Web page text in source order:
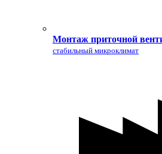
Монтаж приточной
стабильный микроклимат